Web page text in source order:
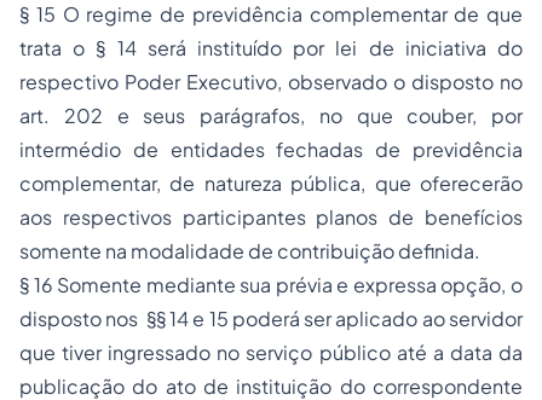
§ 15 O regime de previdência complementar de que
trata o § 14 será instituído por lei de iniciativa do
respectivo Poder Executivo, observado o disposto no
art. 202 e seus parágrafos, no que couber, por
intermédio de entidades fechadas de previdência
complementar, de natureza pública, que oferecerão
aos respectivos participantes planos de benefícios
somente na modalidade de contribuição definida.
§ 16 Somente mediante sua prévia e expressa opção, o
disposto nos §§ 14 e 15 poderá ser aplicado ao servidor
que tiver ingressado no serviço público até a data da
publicação do ato de instituição do correspondente